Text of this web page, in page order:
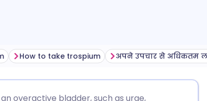
How to take trospium
overactive bladder, such as urge,